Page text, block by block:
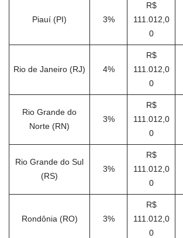
Piauí (PI) 3%
R$
111.012,0
0
Rio de Janeiro (RJ) 4%
R$
111.012,0
0
Rio Grande do
Norte (RN)
3%
R$
111.012,0
0
Rio Grande do Sul
(RS)
3%
R$
111.012,0
0
Rondônia (RO) 3%
R$
111.012,0
0